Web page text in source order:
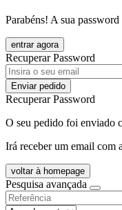
Parabéns! A sua
entrar agora
Recuperar Password
Enviar pedido
Recuperar Password
O seu pedido foi enviado
Irá receber um email com
voltar à homepage
Pesquisa avançada